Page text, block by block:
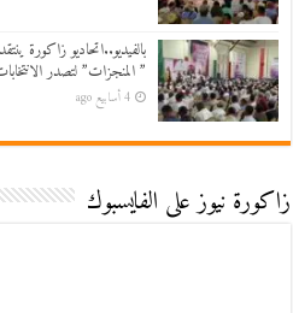
بالفيديو..اتحاديو زاكورة
” المنجزات” لتصدر
4 أسابيع ago
زاكورة نيوز على الفايسبوك